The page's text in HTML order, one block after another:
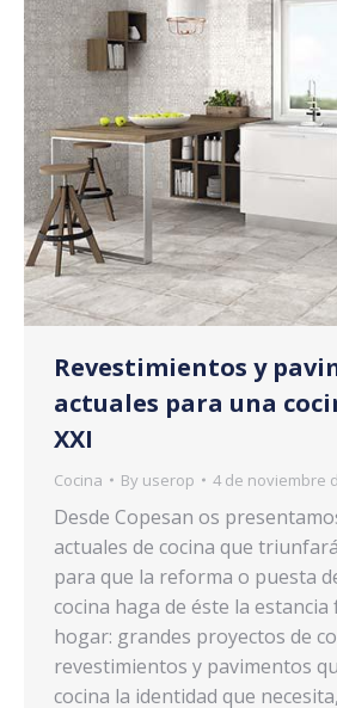
Revestimientos y
actuales para una
XXI
Cocina By userop 4 de noviembre
Desde Copesan os
actuales de cocina que
para que la reforma o puesta
cocina haga de éste la
hogar: grandes proyectos de
revestimientos y pavimentos
cocina la identidad que